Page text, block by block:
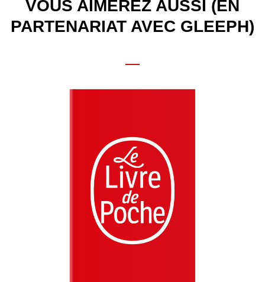
VOUS AIMEREZ AUSSI (EN
PARTENARIAT AVEC GLEEPH)